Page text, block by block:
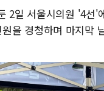
2일 서울시의원 '4선
을 경청하며 마지막